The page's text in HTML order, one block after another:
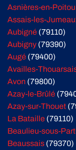
Asnières-en-Poitou
Assais-les-
Aubigné (79110)
Aubigny (79390)
Augé (79400)
Availles-
Avon (79800)
Azay-le-Brûlé
Azay-sur-Thouet
La Bataille (79110)
Beaulieu-sous-
Beaussais (79370)